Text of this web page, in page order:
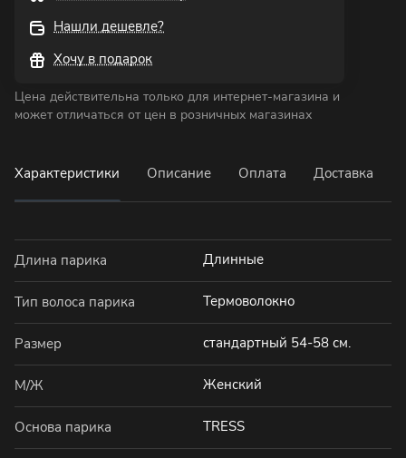
Нашли дешевле?
Хочу в подарок
Цена действительна только для интернет-магазина и
может отличаться от цен в розничных магазинах
Характеристики Описание Оплата Доставка
Длина парика Длинные
Тип волоса парика Термоволокно
Размер стандартный 54-58 см.
М/Ж Женский
Основа парика TRESS